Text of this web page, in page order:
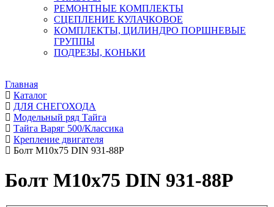
РЕМОНТНЫЕ КОМПЛЕКТЫ
СЦЕПЛЕНИЕ КУЛАЧКОВОЕ
КОМПЛЕКТЫ, ЦИЛИНДРО ПОРШНЕВЫЕ
ГРУППЫ
ПОДРЕЗЫ, КОНЬКИ
Главная
Каталог
ДЛЯ СНЕГОХОДА
Модельный ряд Тайга
Тайга Варяг 500/Классика
Крепление двигателя
Болт М10х75 DIN 931-88P
Болт М10х75 DIN 931-88P